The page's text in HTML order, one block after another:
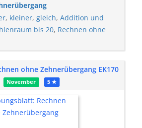
, kleiner, gleich, Addition und
bis 20, Rechnen ohne
ohne Zehnerübergang EK170
November 5 ★